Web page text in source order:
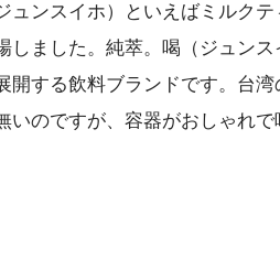
ュンスイホ）といえばミルク
しました。純萃。喝（ジュン
開する飲料ブランドです。台
いのですが、容器がおしゃれ